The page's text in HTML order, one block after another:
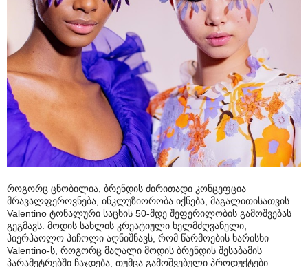
როგორც ცნობილია, ბრენდის ძირითადი კონცეფცია
მრავალფეროვნება, ინკლუზიორობა იქნება, მაგალითისათვის –
Valentino ტონალური საცხის 50-მდე შეფერილობის გამოშვებას
გეგმავს. მოდის სახლის კრეატიული ხელმძღვანელი,
პიერპაოლო პიჩოლი აღნიშნავს, რომ წარმოების ხარისხი
Valentino-ს, როგორც მაღალი მოდის ბრენდის შესაბამის
პარამეტრებში ჩაჯდება, თუმცა გამოშვებული პროდუქტები